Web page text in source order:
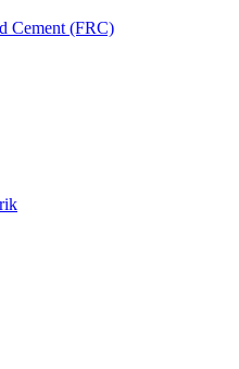
Cement (FRC)